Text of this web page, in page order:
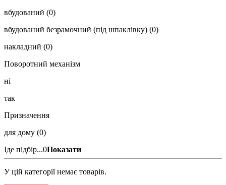
вбудований (0)
вбудований безрамочний (під шпаклівку) (0)
накладний (0)
Поворотний механізм
ні
так
Призначення
для дому (0)
Іде підбір...0Показати
У цій категорії немає товарів.